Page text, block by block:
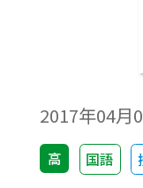
2017年04月
高 国語